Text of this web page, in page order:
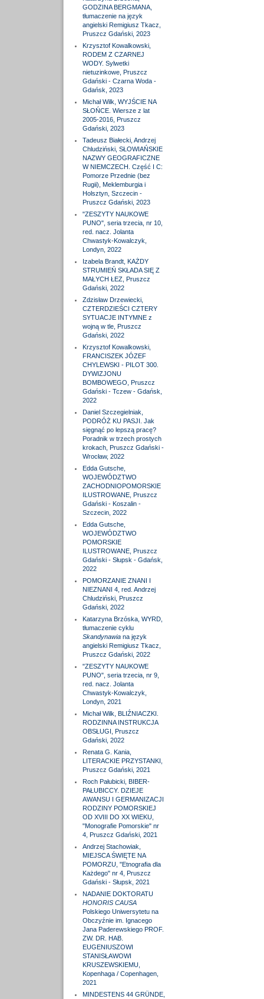
GODZINA BERGMANA,
tłumaczenie na język
angielski Remigiusz Tkacz,
Pruszcz Gdański, 2023
Krzysztof Kowalkowski,
RODEM Z CZARNEJ
WODY. Sylwetki
nietuzinkowe, Pruszcz
Gdański - Czarna Woda -
Gdańsk, 2023
Michał Wilk, WYJŚCIE NA
SŁOŃCE. Wiersze z lat
2005-2016, Pruszcz
Gdański, 2023
Tadeusz Białecki, Andrzej
Chludziński, SŁOWIAŃSKIE
NAZWY GEOGRAFICZNE
W NIEMCZECH. Część I C:
Pomorze Przednie (bez
Rugii), Meklemburgia i
Holsztyn, Szczecin -
Pruszcz Gdański, 2023
"ZESZYTY NAUKOWE
PUNO", seria trzecia, nr 10,
red. nacz. Jolanta
Chwastyk-Kowalczyk,
Londyn, 2022
Izabela Brandt, KAŻDY
STRUMIEŃ SKŁADA SIĘ Z
MAŁYCH ŁEZ, Pruszcz
Gdański, 2022
Zdzisław Drzewiecki,
CZTERDZIEŚCI CZTERY
SYTUACJE INTYMNE z
wojną w tle, Pruszcz
Gdański, 2022
Krzysztof Kowalkowski,
FRANCISZEK JÓZEF
CHYLEWSKI - PILOT 300.
DYWIZJONU
BOMBOWEGO, Pruszcz
Gdański - Tczew - Gdańsk,
2022
Daniel Szczegielniak,
PODRÓŻ KU PASJI. Jak
sięgnąć po lepszą pracę?
Poradnik w trzech prostych
krokach, Pruszcz Gdański -
Wrocław, 2022
Edda Gutsche,
WOJEWÓDZTWO
ZACHODNIOPOMORSKIE
ILUSTROWANE, Pruszcz
Gdański - Koszalin -
Szczecin, 2022
Edda Gutsche,
WOJEWÓDZTWO
POMORSKIE
ILUSTROWANE, Pruszcz
Gdański - Słupsk - Gdańsk,
2022
POMORZANIE ZNANI I
NIEZNANI 4, red. Andrzej
Chludziński, Pruszcz
Gdański, 2022
Katarzyna Brzóska, WYRD,
tłumaczenie cyklu
Skandynawiana język
angielski Remigiusz Tkacz,
Pruszcz Gdański, 2022
"ZESZYTY NAUKOWE
PUNO", seria trzecia, nr 9,
red. nacz. Jolanta
Chwastyk-Kowalczyk,
Londyn, 2021
Michał Wilk, BLIŹNIACZKI.
RODZINNA INSTRUKCJA
OBSŁUGI, Pruszcz
Gdański, 2022
Renata G. Kania,
LITERACKIE PRZYSTANKI,
Pruszcz Gdański, 2021
Roch Pałubicki, BIBER-
PAŁUBICCY. DZIEJE
AWANSU I GERMANIZACJI
RODZINY POMORSKIEJ
OD XVIII DO XX WIEKU,
"Monografie Pomorskie" nr
4, Pruszcz Gdański, 2021
Andrzej Stachowiak,
MIEJSCA ŚWIĘTE NA
POMORZU, "Etnografia dla
Każdego" nr 4, Pruszcz
Gdański - Słupsk, 2021
NADANIE DOKTORATU
HONORIS CAUSA
Polskiego Uniwersytetu na
Obczyźnie im. Ignacego
Jana Paderewskiego PROF.
ZW. DR. HAB.
EUGENIUSZOWI
STANISŁAWOWI
KRUSZEWSKIEMU,
Kopenhaga / Copenhagen,
2021
MINDESTENS 44 GRÜNDE,